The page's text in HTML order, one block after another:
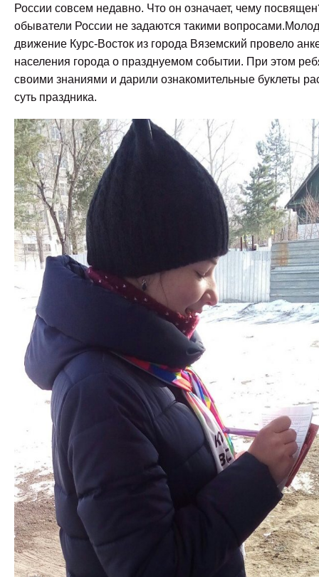
России совсем недавно. Что он означает, чему
обыватели России не задаются такими вопросами.
движение Курс-Восток из города Вяземский провело
населения города о празднуемом событии. При этом
своими знаниями и дарили ознакомительные буклеты
суть праздника.